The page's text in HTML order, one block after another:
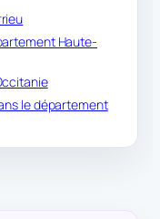
Haute-
le département